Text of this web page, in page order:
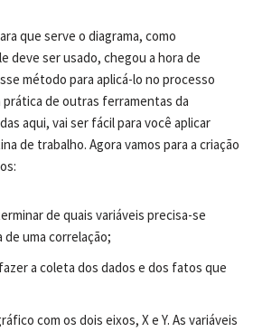
que serve o diagrama, como
deve ser usado, chegou a hora de
método para aplicá-lo no processo
de outras ferramentas da
aqui, vai ser fácil para você aplicar
de trabalho. Agora vamos para a criação
de quais variáveis precisa-se
uma correlação;
a coleta dos dados e dos fatos que
com os dois eixos, X e Y. As variáveis